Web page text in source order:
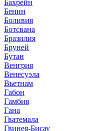
Бахрейн
Бенин
Боливия
Ботсвана
Бразилия
Бруней
Бутан
Венгрия
Венесуэла
Вьетнам
Габон
Гамбия
Гана
Гватемала
Гвинея-Бисау